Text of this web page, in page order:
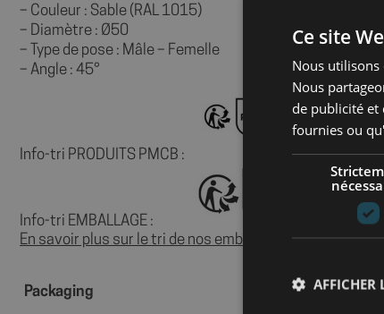
– Couleur : Sable (RAL 1015)
– Diamètre : Ø50
– Type de pose : Mâle – Femelle
– Angle : 45°
Info-tri PRODUITS PMCB :
Info-tri EMBALLAGE :
En savoir plus sur le tri de nos emballages et de nos
Packaging
Ce site
Nous utilisons
Nous
de publicité et
fournies ou
AFFICHER